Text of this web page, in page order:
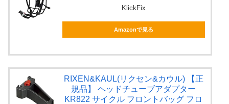
KlickFix
Amazonで見る
RIXEN&KAUL(リクセン&カウル) 【正
規品】 ヘッドチューブアダプター
KR822 サイクル フロントバッグ フロ